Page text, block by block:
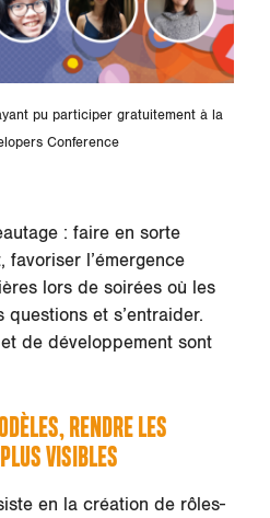
pu participer gratuitement à la
Conference
: faire en sorte
favoriser l’émergence
lors de soirées où les
et s’entraider.
de développement sont
RENDRE LES
VISIBLES
en la création de rôles-